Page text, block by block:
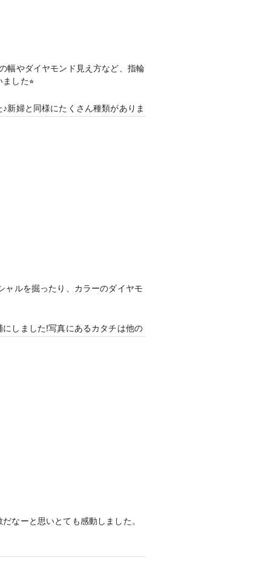
幅やダイヤモンド見え方など、指輪
した⭐︎
新婦と同様にたくさん種類がありま
レベーターに乗って出口までお見
ャルを掘ったり、カラーのダイヤモ
しました!写真にあるカタチは他の
思います!
ケアが充実している点など、とて
なーと思いとても感動しました。
素敵でダイヤの輝きが素晴らし